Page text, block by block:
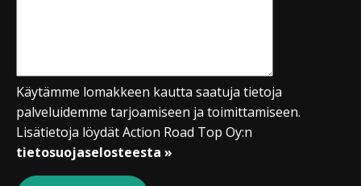
Käytämme lomakkeen kautta saatuja tietoja
palveluidemme tarjoamiseen ja toimittamiseen.
Lisätietoja löydät Action Road Top Oy:n
tietosuojaselosteesta »